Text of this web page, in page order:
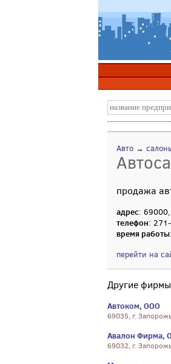
Авто →
продажа
адрес: 69000,
телефон:
время работы
перейти на
Другие фирмы
Автоком, ООО
69035, г.
Авалон Фирма,
69032, г.